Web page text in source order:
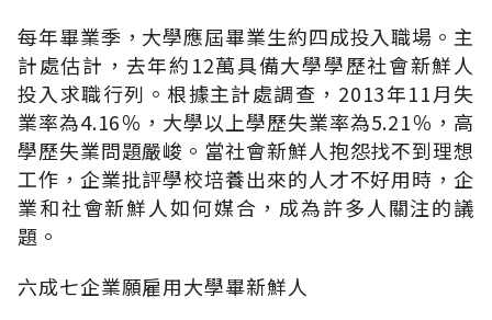
每年畢業季，大學應屆畢業生約四成投入職場。主
計處估計，去年約12萬具備大學學歷社會新鮮人
投入求職行列。根據主計處調查，2013年11月失
業率為4.16％，大學以上學歷失業率為5.21％，高
學歷失業問題嚴峻。當社會新鮮人抱怨找不到理想
工作，企業批評學校培養出來的人才不好用時，企
業和社會新鮮人如何媒合，成為許多人關注的議
題。
六成七企業願雇用大學畢新鮮人